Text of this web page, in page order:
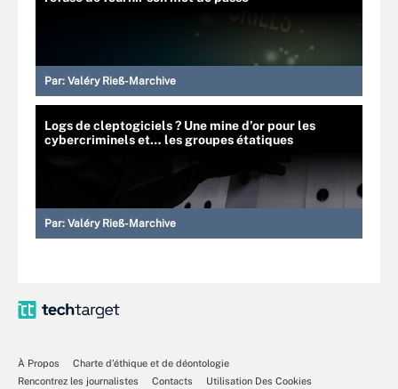
Par: Valéry Rieß-Marchive
Logs de cleptogiciels ? Une mine d’or pour les
cybercriminels et… les groupes étatiques
Par: Valéry Rieß-Marchive
À Propos
Charte d’éthique et de déontologie
Rencontrez les journalistes
Contacts
Utilisation Des Cookies